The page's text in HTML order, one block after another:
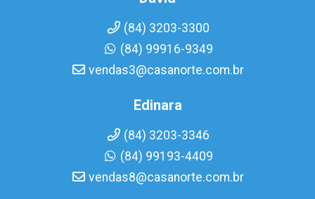
(84) 3203-3300
(84) 99916-9349
vendas3@casanorte.com.br
Edinara
(84) 3203-3346
(84) 99193-4409
vendas8@casanorte.com.br